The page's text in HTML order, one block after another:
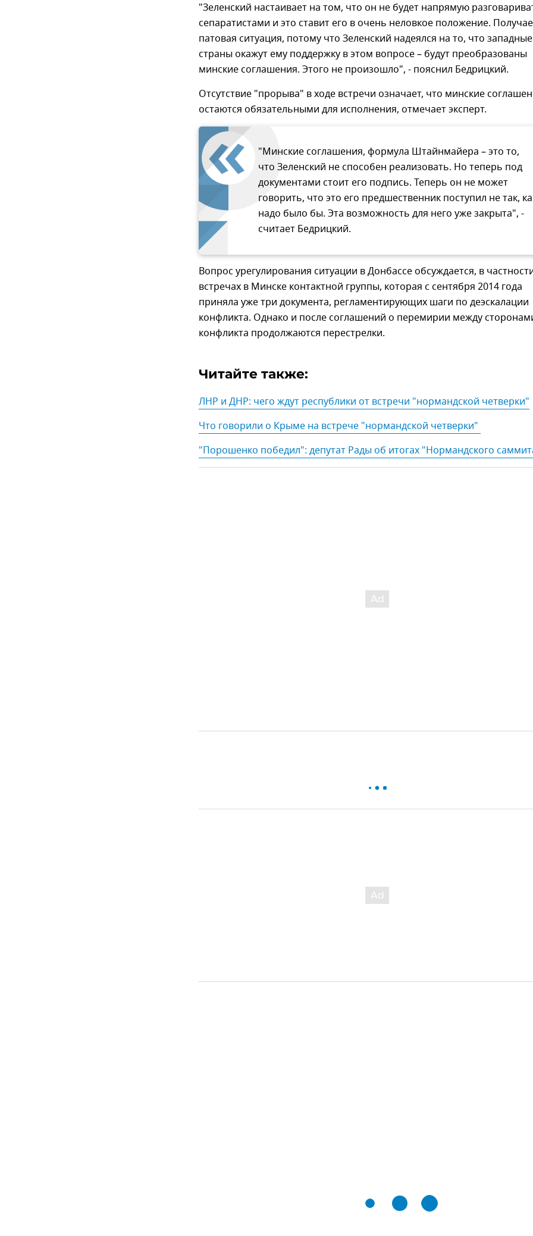
"Зеленский настаивает на том, что он не будет напрямую
сепаратистами и это ставит его в очень неловкое положение.
патовая ситуация, потому что Зеленский надеялся на то, что западные
страны окажут ему поддержку в этом вопросе – будут преобразованы
минские соглашения. Этого не произошло", - пояснил Бедрицкий.
Отсутствие "прорыва" в ходе встречи означает, что минские
остаются обязательными для исполнения, отмечает эксперт.
"Минские соглашения, формула Штайнмайера – это то,
что Зеленский не способен реализовать. Но теперь под
документами стоит его подпись. Теперь он не может
говорить, что это его предшественник поступил не так,
надо было бы. Эта возможность для него уже закрыта", -
считает Бедрицкий.
Вопрос урегулирования ситуации в Донбассе обсуждается, в
встречах в Минске контактной группы, которая с сентября 2014 года
приняла уже три документа, регламентирующих шаги по деэскалации
конфликта. Однако и после соглашений о перемирии между
конфликта продолжаются перестрелки.
Читайте также:
ЛНР и ДНР: чего ждут республики от встречи "нормандской четверки"
Что говорили о Крыме на встрече "нормандской четверки"
"Порошенко победил": депутат Рады об итогах "Нормандского